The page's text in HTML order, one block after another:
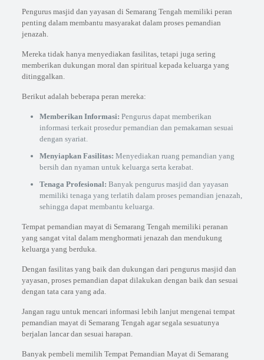
Pengurus masjid dan yayasan di Semarang Tengah memiliki peran
penting dalam membantu masyarakat dalam proses pemandian
jenazah.
Mereka tidak hanya menyediakan fasilitas, tetapi juga sering
memberikan dukungan moral dan spiritual kepada keluarga yang
ditinggalkan.
Berikut adalah beberapa peran mereka:
Memberikan Informasi: Pengurus dapat memberikan
informasi terkait prosedur pemandian dan pemakaman sesuai
dengan syariat.
Menyiapkan Fasilitas: Menyediakan ruang pemandian yang
bersih dan nyaman untuk keluarga serta kerabat.
Tenaga Profesional: Banyak pengurus masjid dan yayasan
memiliki tenaga yang terlatih dalam proses pemandian jenazah,
sehingga dapat membantu keluarga.
Tempat pemandian mayat di Semarang Tengah memiliki peranan
yang sangat vital dalam menghormati jenazah dan mendukung
keluarga yang berduka.
Dengan fasilitas yang baik dan dukungan dari pengurus masjid dan
yayasan, proses pemandian dapat dilakukan dengan baik dan sesuai
dengan tata cara yang ada.
Jangan ragu untuk mencari informasi lebih lanjut mengenai tempat
pemandian mayat di Semarang Tengah agar segala sesuatunya
berjalan lancar dan sesuai harapan.
Banyak pembeli memilih Tempat Pemandian Mayat di Semarang